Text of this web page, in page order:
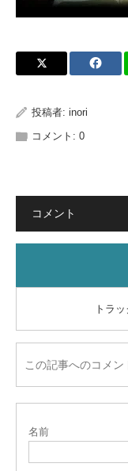
投稿者: inori
コメント: 0
コメント
トラ
この記事へのコメン
名前